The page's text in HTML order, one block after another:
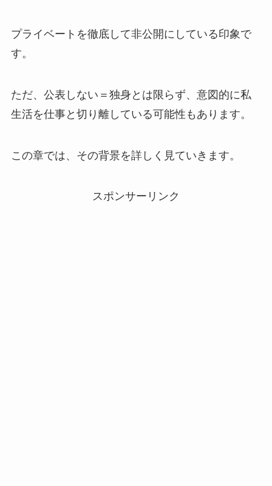
プライベートを徹底して非公開にしている印象で
す。
ただ、公表しない＝独身とは限らず、意図的に私
生活を仕事と切り離している可能性もあります。
この章では、その背景を詳しく見ていきます。
スポンサーリンク